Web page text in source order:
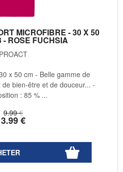
MICROFIBRE - 30 X 50
- ROSE FUCHSIA
PROACT
9.99 €
3.99€
x 50 cm - Belle gamme de
bien-être et de douceur... -
: 85 % ...